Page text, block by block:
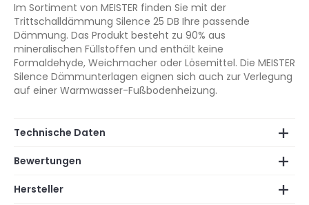
Im Sortiment von MEISTER finden Sie mit der
Trittschalldämmung Silence 25 DB Ihre passende
Dämmung. Das Produkt besteht zu 90% aus
mineralischen Füllstoffen und enthält keine
Formaldehyde, Weichmacher oder Lösemittel. Die MEISTER
Silence Dämmunterlagen eignen sich auch zur Verlegung
auf einer Warmwasser-Fußbodenheizung.
Technische Daten
Bewertungen
Hersteller